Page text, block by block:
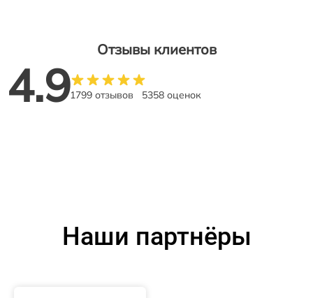
Отзывы клиентов
4.91799 отзывов 5358 оценок
Наши партнёры